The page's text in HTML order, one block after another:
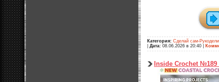
Категория: Сделай сам-
Дата: 08.06.2026 в 20:40
Inside Crochet №189